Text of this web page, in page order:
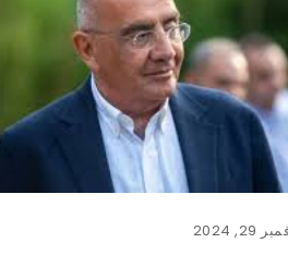
29, 2024